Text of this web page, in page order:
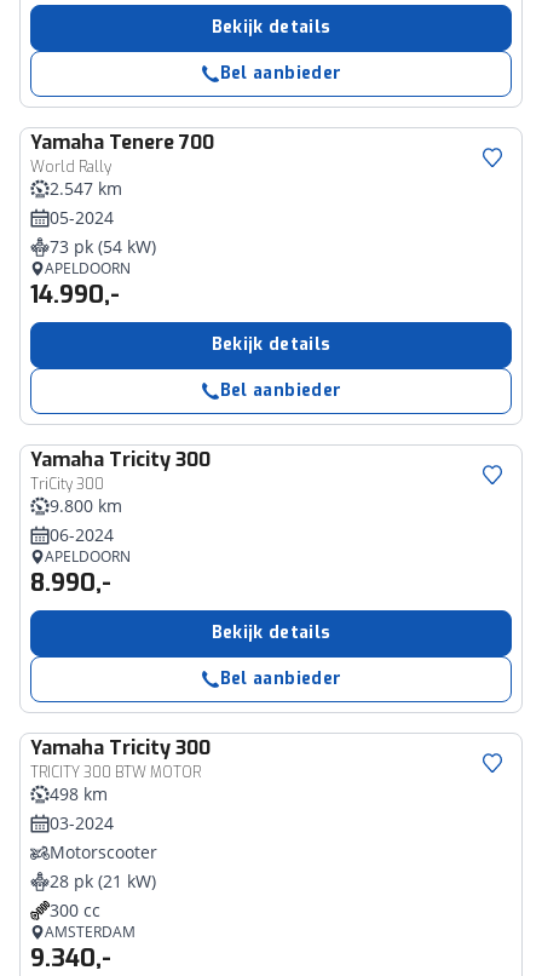
Bekijk details
Bel aanbieder
Yamaha Tenere 700
World Rally
2.547 km
05-2024
73 pk (54 kW)
APELDOORN
14.990,-
Bekijk details
Bel aanbieder
Yamaha Tricity 300
TriCity 300
9.800 km
06-2024
APELDOORN
8.990,-
Bekijk details
Bel aanbieder
Yamaha Tricity 300
TRICITY 300 BTW MOTOR
498 km
03-2024
Motorscooter
28 pk (21 kW)
300 cc
AMSTERDAM
9.340,-